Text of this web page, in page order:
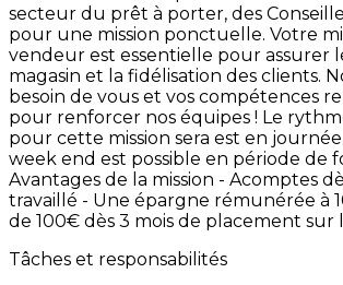
secteur du prêt à porter, des
pour une mission ponctuelle. Votre
vendeur est essentielle pour assurer
magasin et la fidélisation des clients.
besoin de vous et vos compétences
pour renforcer nos équipes ! Le
pour cette mission sera est en
week end est possible en période de
Avantages de la mission - Acomptes
travaillé - Une épargne rémunérée à
de 100€ dès 3 mois de placement sur
Tâches et responsabilités